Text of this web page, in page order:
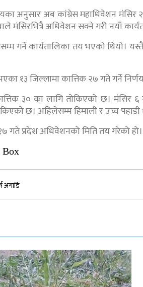
अनुसार अब कांग्रेस महाधिवेशन
मंसिरभित्रै अधिवेशन सक्ने गरी नयाँ
गर्ने कार्यतालिका तय भएको थियो।
१३ जिल्लामा कात्तिक २७ गते गर्ने
३० का लागि तोकिएको छ। मंसिर ६
छ। अहिलेसम्म हिमाली र उच्च
गते प्रदेश अधिवेशनको मिति तय गरेको हो।
Box
अगाडि